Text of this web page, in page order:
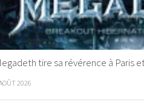
tire sa révérence à Paris
2026